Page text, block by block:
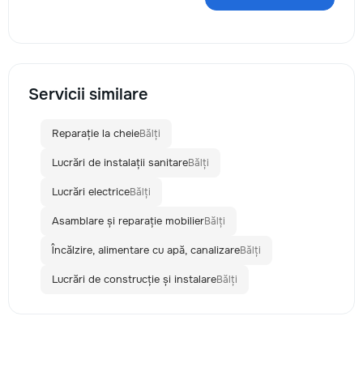
Servicii similare
Reparație la cheieBălți
Lucrări de instalații sanitareBălți
Lucrări electriceBălți
Asamblare și reparație mobilierBălți
Încălzire, alimentare cu apă, canalizareBălți
Lucrări de construcție și instalareBălți